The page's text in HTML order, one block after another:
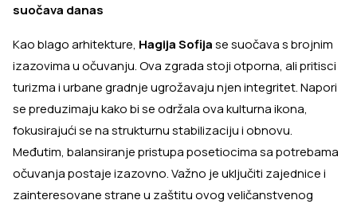
suočava danas
Kao blago arhitekture, Hagija Sofijase suočava s brojnim
izazovima u očuvanju. Ova zgrada stoji otporna, ali pritisci
turizma i urbane gradnje ugrožavaju njen integritet. Napori
se preduzimaju kako bi se održala ova kulturna ikona,
fokusirajući se na strukturnu stabilizaciju i obnovu.
Međutim, balansiranje pristupa posetiocima sa potrebama
očuvanja postaje izazovno. Važno je uključiti zajednice i
zainteresovane strane u zaštitu ovog veličanstvenog